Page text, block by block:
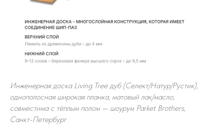
Инженерная доска Living Tree дуб (Селект/Натур/Рустик),
однополосная широкая планка, матовый лак/масло,
совместима с тёплым полом — шоурум Parket Brothers,
Санкт-Петербург